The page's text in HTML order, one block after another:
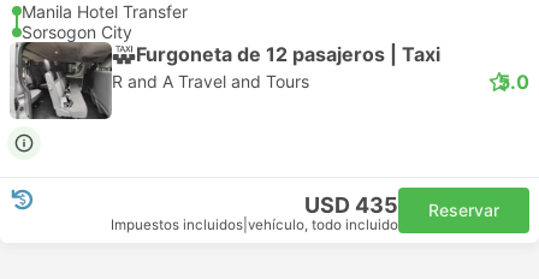
Manila Hotel Transfer
Sorsogon City
Furgoneta de 12 pasajeros | Taxi
R and A Travel and Tours 5.0
USD 435
Impuestos incluidos vehículo, todo incluido
Reservar